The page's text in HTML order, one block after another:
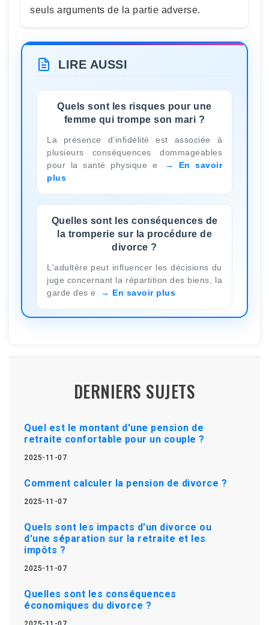
seuls arguments de la partie adverse.
LIRE AUSSI
Quels sont les risques pour une
femme qui trompe son mari ?
La présence d’infidélité est associée à
plusieurs conséquences dommageables
pour la santé physique e
En savoir
plus
Quelles sont les conséquences de
la tromperie sur la procédure de
divorce ?
L'adultère peut influencer les décisions du
juge concernant la répartition des biens, la
garde des e
En savoir plus
DERNIERS SUJETS
Quel est le montant d'une pension de
retraite confortable pour un couple ?
2025-11-07
Comment calculer la pension de divorce ?
2025-11-07
Quels sont les impacts d'un divorce ou
d'une séparation sur la retraite et les
impôts ?
2025-11-07
Quelles sont les conséquences
économiques du divorce ?